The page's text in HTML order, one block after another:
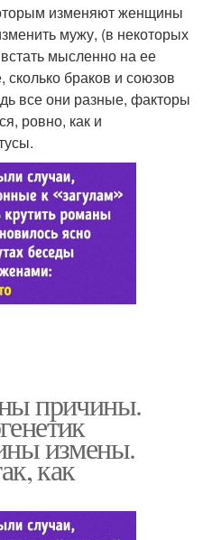
изменяют женщины
мужу, (в некоторых
мысленно на ее
сколько браков и союзов
все они разные, факторы
ровно, как и
причины.
измены.
как